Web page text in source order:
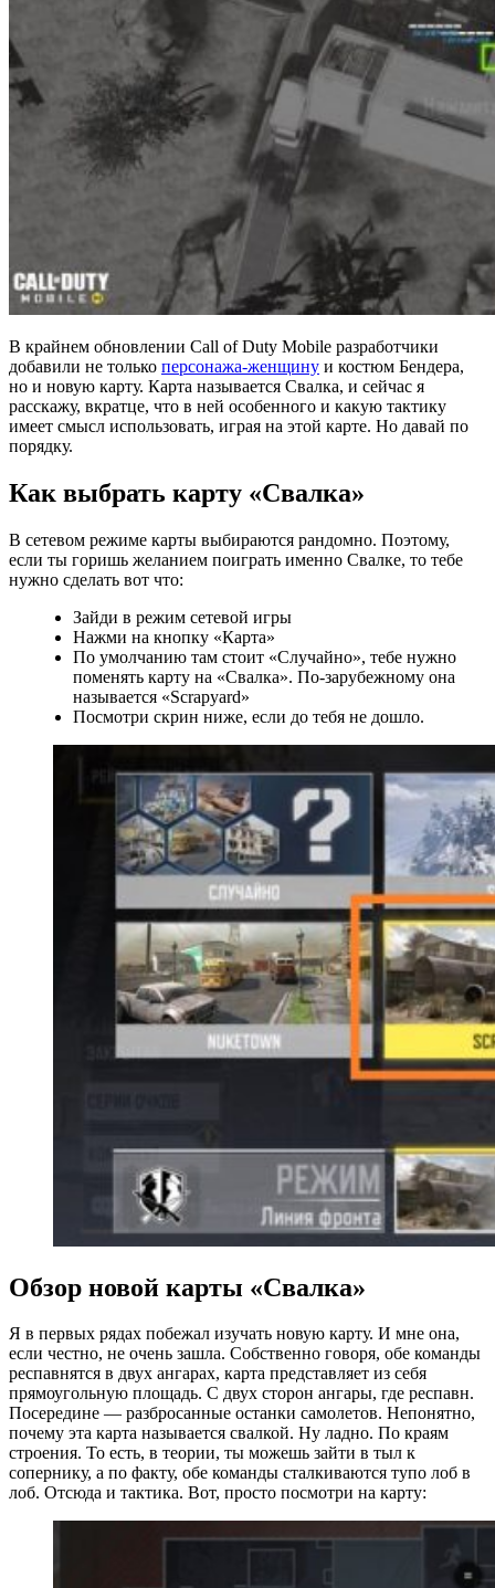
В крайнем обновлении Call of Duty Mobile разработчики
добавили не только персонажа-женщину и костюм Бендера,
но и новую карту. Карта называется Свалка, и сейчас я
расскажу, вкратце, что в ней особенного и какую тактику
имеет смысл использовать, играя на этой карте. Но давай по
порядку.
Как выбрать карту «Свалка»
В сетевом режиме карты выбираются рандомно. Поэтому,
если ты горишь желанием поиграть именно Свалке, то тебе
нужно сделать вот что:
Зайди в режим сетевой игры
Нажми на кнопку «Карта»
По умолчанию там стоит «Случайно», тебе нужно
поменять карту на «Свалка». По-зарубежному она
называется «Scrapyard»
Посмотри скрин ниже, если до тебя не дошло.
Обзор новой карты «Свалка»
Я в первых рядах побежал изучать новую карту. И мне она,
если честно, не очень зашла. Собственно говоря, обе команды
респавнятся в двух ангарах, карта представляет из себя
прямоугольную площадь. С двух сторон ангары, где респавн.
Посередине — разбросанные останки самолетов. Непонятно,
почему эта карта называется свалкой. Ну ладно. По краям
строения. То есть, в теории, ты можешь зайти в тыл к
сопернику, а по факту, обе команды сталкиваются тупо лоб в
лоб. Отсюда и тактика. Вот, просто посмотри на карту: